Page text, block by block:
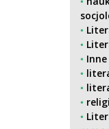
Inne